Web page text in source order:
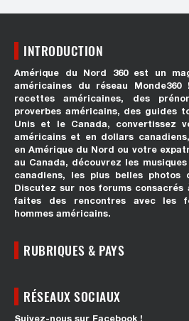
INTRODUCTION
Amérique du Nord 360 est un
américaines du réseau
recettes américaines, des
proverbes américains, des guides
Unis et le Canada, convertissez
américains et en dollars
en Amérique du Nord ou votre
au Canada, découvrez les
canadiens, les plus belles photos
Discutez sur nos forums consacrés
faites des rencontres avec les
hommes américains.
RUBRIQUES & PAYS
RÉSEAUX SOCIAUX
Suivez-nous sur Facebook !